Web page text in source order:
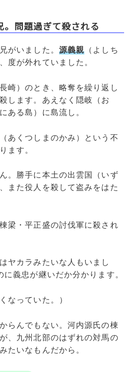
。問題過ぎて殺される
がいました。 源義親 （よしち
度が外れていました。
崎）のとき、略奪を繰り返し
します。あえなく隠岐（お
ある島）に島流し。
あくつしまのかみ）という不
ます。
。勝手に本土の出雲国（いず
また役人を殺して盗みをはた
梁・平正盛の討伐軍に殺され
ヤカラみたいな人もいまし
義忠が継いだか分かります。
なっていた。）
らんでもない。河内源氏の棟
、九州北部のはずれの対馬の
たいなもんだから。